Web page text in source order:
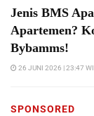
Jenis BMS
Apartemen?
Bybamms!
26 JUNI 2026 | 23:47
SPONSORED